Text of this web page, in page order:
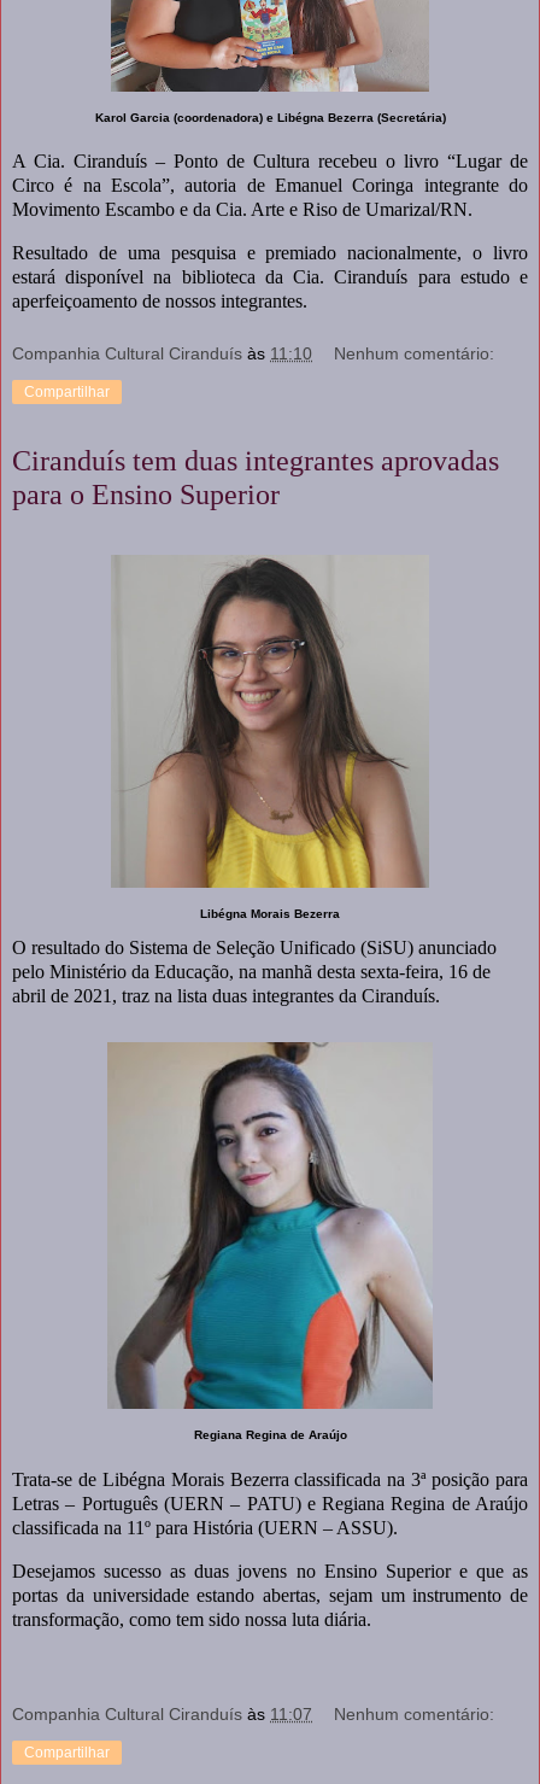
Karol Garcia (coordenadora) e Libégna Bezerra (Secretária)
A Cia. Ciranduís – Ponto de Cultura recebeu o livro “Lugar de
Circo é na Escola”, autoria de Emanuel Coringa integrante do
Movimento Escambo e da Cia. Arte e Riso de Umarizal/RN.
Resultado de uma pesquisa e premiado nacionalmente, o livro
estará disponível na biblioteca da Cia. Ciranduís para estudo e
aperfeiçoamento de nossos integrantes.
Companhia Cultural Ciranduís às 11:10 Nenhum comentário:
Compartilhar
Ciranduís tem duas integrantes aprovadas
para o Ensino Superior
Libégna Morais Bezerra
O resultado do Sistema de Seleção Unificado (SiSU) anunciado
pelo Ministério da Educação, na manhã desta sexta-feira, 16 de
abril de 2021, traz na lista duas integrantes da Ciranduís.
Regiana Regina de Araújo
Trata-se de Libégna Morais Bezerra classificada na 3ª posição para
Letras – Português (UERN – PATU) e Regiana Regina de Araújo
classificada na 11º para História (UERN – ASSU).
Desejamos sucesso as duas jovens no Ensino Superior e que as
portas da universidade estando abertas, sejam um instrumento de
transformação, como tem sido nossa luta diária.
Companhia Cultural Ciranduís às 11:07 Nenhum comentário:
Compartilhar